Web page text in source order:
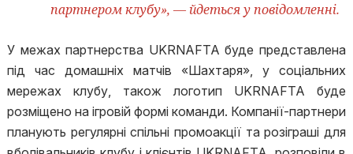
партнером клубу», — йдеться у повідомленні.
У межах партнерства UKRNAFTA буде представлена
під час домашніх матчів «Шахтаря», у соціальних
мережах клубу, також логотип UKRNAFTA буде
розміщено на ігровій формі команди. Компанії-партнери
планують регулярні спільні промоакції та розіграші для